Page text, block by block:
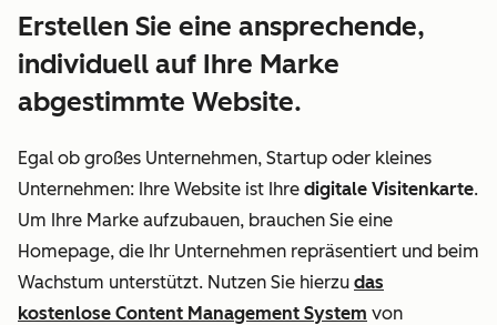
Erstellen Sie eine ansprechende,
individuell auf Ihre Marke
abgestimmte Website.
Egal ob großes Unternehmen, Startup oder kleines
Unternehmen: Ihre Website ist Ihre digitale Visitenkarte.
Um Ihre Marke aufzubauen, brauchen Sie eine
Homepage, die Ihr Unternehmen repräsentiert und beim
Wachstum unterstützt. Nutzen Sie hierzu das
kostenlose Content Management System von